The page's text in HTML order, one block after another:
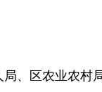
区农业农村局